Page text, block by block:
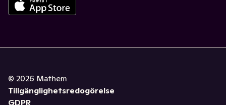
© 2026 Mathem
Tillgänglighetsredogörelse
GDPR